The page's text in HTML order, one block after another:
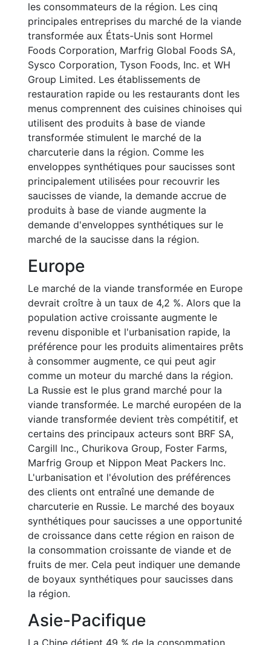
les consommateurs de la région. Les cinq
principales entreprises du marché de la viande
transformée aux États-Unis sont Hormel
Foods Corporation, Marfrig Global Foods SA,
Sysco Corporation, Tyson Foods, Inc. et WH
Group Limited. Les établissements de
restauration rapide ou les restaurants dont les
menus comprennent des cuisines chinoises qui
utilisent des produits à base de viande
transformée stimulent le marché de la
charcuterie dans la région. Comme les
enveloppes synthétiques pour saucisses sont
principalement utilisées pour recouvrir les
saucisses de viande, la demande accrue de
produits à base de viande augmente la
demande d'enveloppes synthétiques sur le
marché de la saucisse dans la région.
Europe
Le marché de la viande transformée en Europe
devrait croître à un taux de 4,2 %. Alors que la
population active croissante augmente le
revenu disponible et l'urbanisation rapide, la
préférence pour les produits alimentaires prêts
à consommer augmente, ce qui peut agir
comme un moteur du marché dans la région.
La Russie est le plus grand marché pour la
viande transformée. Le marché européen de la
viande transformée devient très compétitif, et
certains des principaux acteurs sont BRF SA,
Cargill Inc., Churikova Group, Foster Farms,
Marfrig Group et Nippon Meat Packers Inc.
L'urbanisation et l'évolution des préférences
des clients ont entraîné une demande de
charcuterie en Russie. Le marché des boyaux
synthétiques pour saucisses a une opportunité
de croissance dans cette région en raison de
la consommation croissante de viande et de
fruits de mer. Cela peut indiquer une demande
de boyaux synthétiques pour saucisses dans
la région.
Asie-Pacifique
La Chine détient 49 % de la consommation